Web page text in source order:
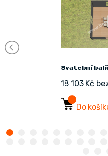
Svatební
18 103 Kč
Do